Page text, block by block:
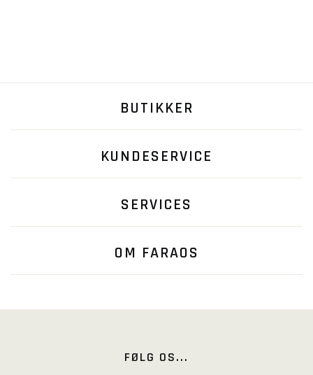
BUTIKKER
KUNDESERVICE
SERVICES
OM FARAOS
FØLG OS...